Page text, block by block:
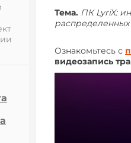
Тема. ПК LyriX:
распределенных
Ознакомьтесь с
видеозапись